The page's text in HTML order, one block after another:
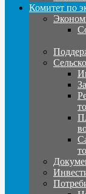
Комитет по